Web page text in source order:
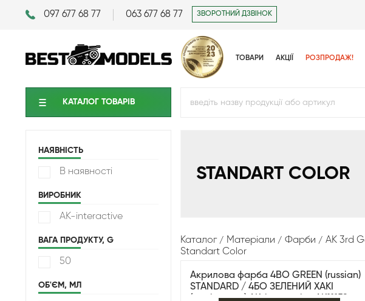
097 677 68 77 063 677 68 77 ЗВОРОТНИЙ ДЗВІНОК
ТОВАРИ АКЦІЇ РОЗПРОДАЖ!
КАТАЛОГ ТОВАРIВ
НАЯВНІСТЬ
В наявності
ВИРОБНИК
AK-interactive
ВАГА ПРОДУКТУ, G
50
ОБ'ЄМ, МЛ
STANDART COLOR
Каталог Матеріали Фарби
AK 3rd
Standart Color
Акрилова фарба 4BO GREEN (russian)
STANDARD / 4БO ЗЕЛЕНИЙ ХАКІ
(російський) AK-interactive AK11159